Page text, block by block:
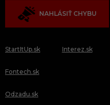
NAHLÁSIŤ CHYBU
StartItUp.sk
Fontech.sk
Odzadu.sk
Interez.sk